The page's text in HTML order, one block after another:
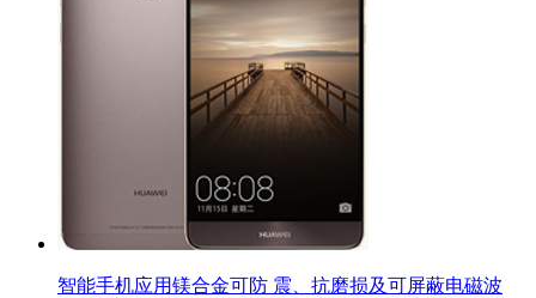
智能手机应用镁合金可防 震、抗磨损及可屏蔽电磁波